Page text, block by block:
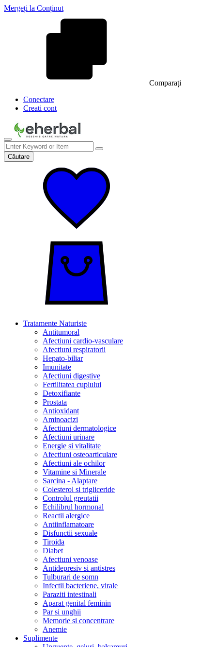
Mergeți la Conținut
Comparați
Conectare
Creati cont
Căutare
Tratamente Naturiste
Antitumoral
Afectiuni cardio-vasculare
Afectiuni respiratorii
Hepato-biliar
Imunitate
Afectiuni digestive
Fertilitatea cuplului
Detoxifiante
Prostata
Antioxidant
Aminoacizi
Afectiuni dermatologice
Afectiuni urinare
Energie si vitalitate
Afectiuni osteoarticulare
Afectiuni ale ochilor
Vitamine si Minerale
Sarcina - Alaptare
Colesterol si trigliceride
Controlul greutatii
Echilibrul hormonal
Reactii alergice
Antiinflamatoare
Disfunctii sexuale
Tiroida
Diabet
Afectiuni venoase
Antidepresiv si antistres
Tulburari de somn
Infectii bacteriene, virale
Paraziti intestinali
Aparat genital feminin
Par si unghii
Memorie si concentrare
Anemie
Suplimente